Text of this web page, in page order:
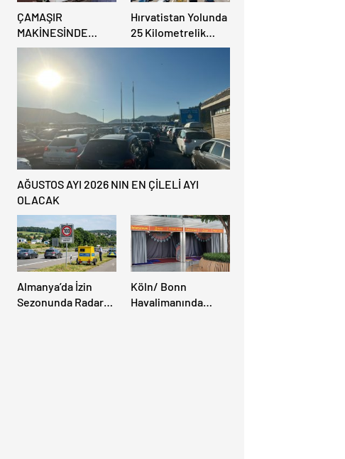
ÇAMAŞIR
MAKİNESİNDE
BULUNAN BEBEK
CENAZESİ ŞOK ETTİ
Hırvatistan Yolunda
25 Kilometrelik
Trafik Kuyruğu
AĞUSTOS AYI 2026 NIN EN ÇİLELİ AYI
OLACAK
Almanya’da İzin
Sezonunda Radar
Köln/ Bonn
Havalimanında